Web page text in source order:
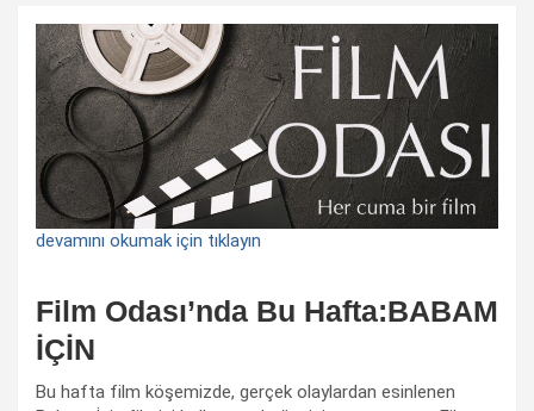
devamını okumak için tıklayın
Film Odası’nda Bu Hafta:BABAM
İÇİN
Bu hafta film köşemizde, gerçek olaylardan esinlenen